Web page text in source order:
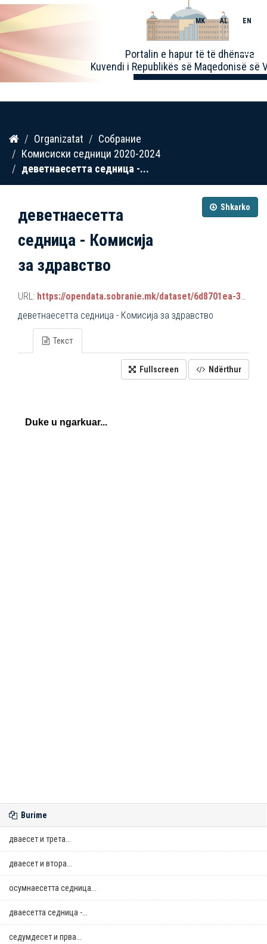
Kalo
përmbajtja
Portalin e hapur të të dhënave
Kuvendi i Republikës së Maqedonisë së
MK AL EN
Toggle
Organizatat
Собрание
Комисиски седници 2020-2024
деветнаесетта седница -...
Shkarko
деветнаесетта
седница - Комисија
за здравство
URL: https://opendata.sobranie.mk/dataset/6d8701ea-3a42-465d-8f88-639bc6dc1a8e/resource/39a62d23-d75e-4693-b4a0-b2a7aa589baf/download/komisiski_sednici.json
деветнаесетта седница - Комисија за здравство
Текст
Fullscreen Ndërthur
Burime
дваесет и трета...
дваесет и втора...
осумнaесетта седница...
дваесетта седница -...
седумдесет и прва...